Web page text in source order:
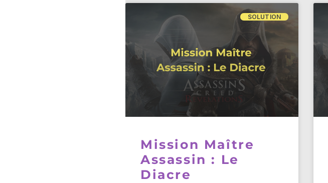
SOLUTION
Mission Maître
Assassin : Le
Diacre